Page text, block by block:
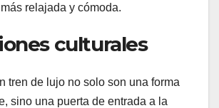
relajada y cómoda.
culturales
tren de lujo no solo son una forma
sino una puerta de entrada a la